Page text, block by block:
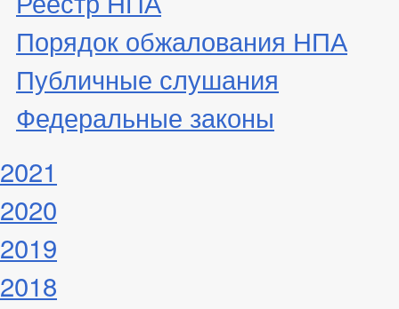
Порядок обжалования НПА
Публичные слушания
Федеральные законы
2021
2020
2019
2018